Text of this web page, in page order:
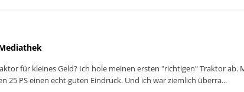
für kleines Geld? Ich hole meinen ersten "richtigen" Traktor
PS einen echt guten Eindruck. Und ich war ziemlich überra...